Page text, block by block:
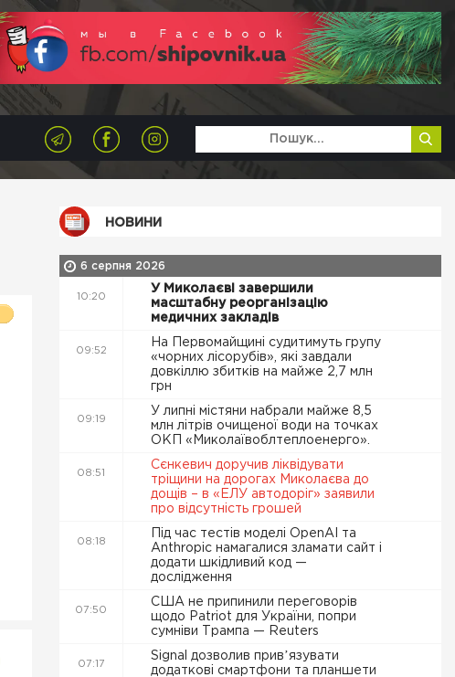
НОВИНИ
6 серпня 2026
10:20
У Миколаєві завершили
масштабну реорганізацію
медичних закладів
09:52
На Первомайщині судитимуть групу
«чорних лісорубів», які завдали
довкіллю збитків на майже 2,7 млн
грн
09:19
У липні містяни набрали майже 8,5
млн літрів очищеної води на точках
ОКП «Миколаївоблтеплоенерго».
08:51
Сєнкевич доручив ліквідувати
тріщини на дорогах Миколаєва до
дощів – в «ЕЛУ автодоріг» заявили
про відсутність грошей
08:18
Під час тестів моделі OpenAI та
Anthropic намагалися зламати сайт і
додати шкідливий код —
дослідження
07:50
США не припинили переговорів
щодо Patriot для України, попри
сумніви Трампа — Reuters
07:17
Signal дозволив привʼязувати
додаткові смартфони та планшети